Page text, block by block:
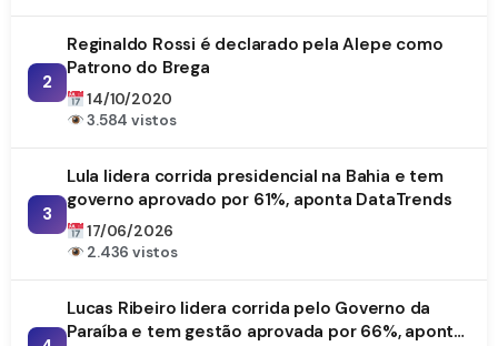
2
Reginaldo Rossi é declarado pela Alepe como
Patrono do Brega
14/10/2020
3.584 vistos
3
Lula lidera corrida presidencial na Bahia e tem
governo aprovado por 61%, aponta DataTrends
17/06/2026
2.436 vistos
Lucas Ribeiro lidera corrida pelo Governo da
Paraíba e tem gestão aprovada por 66%, aponta